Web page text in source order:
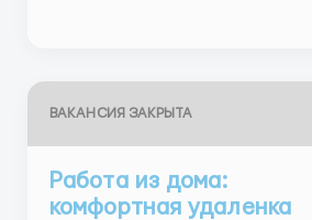
ВАКАНСИЯ ЗАКРЫТА
Работа из дома:
комфортная удаленка